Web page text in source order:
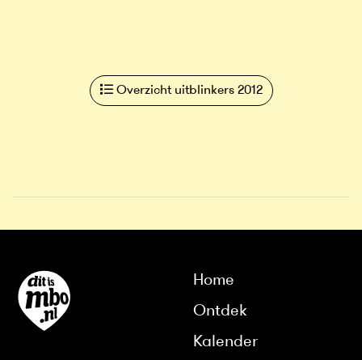
Overzicht uitblinkers 2012
Home
Ontdek
Kalender